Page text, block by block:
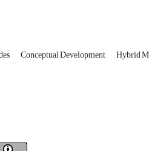
Conceptual Development Hybrid